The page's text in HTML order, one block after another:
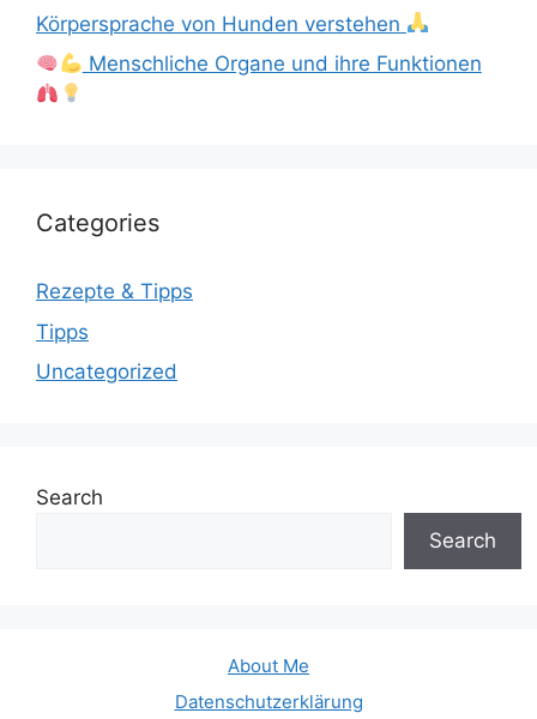
Körpersprache von Hunden verstehen
Menschliche Organe und ihre Funktionen
Categories
Rezepte & Tipps
Tipps
Uncategorized
Search
Search
About Me
Datenschutzerklärung